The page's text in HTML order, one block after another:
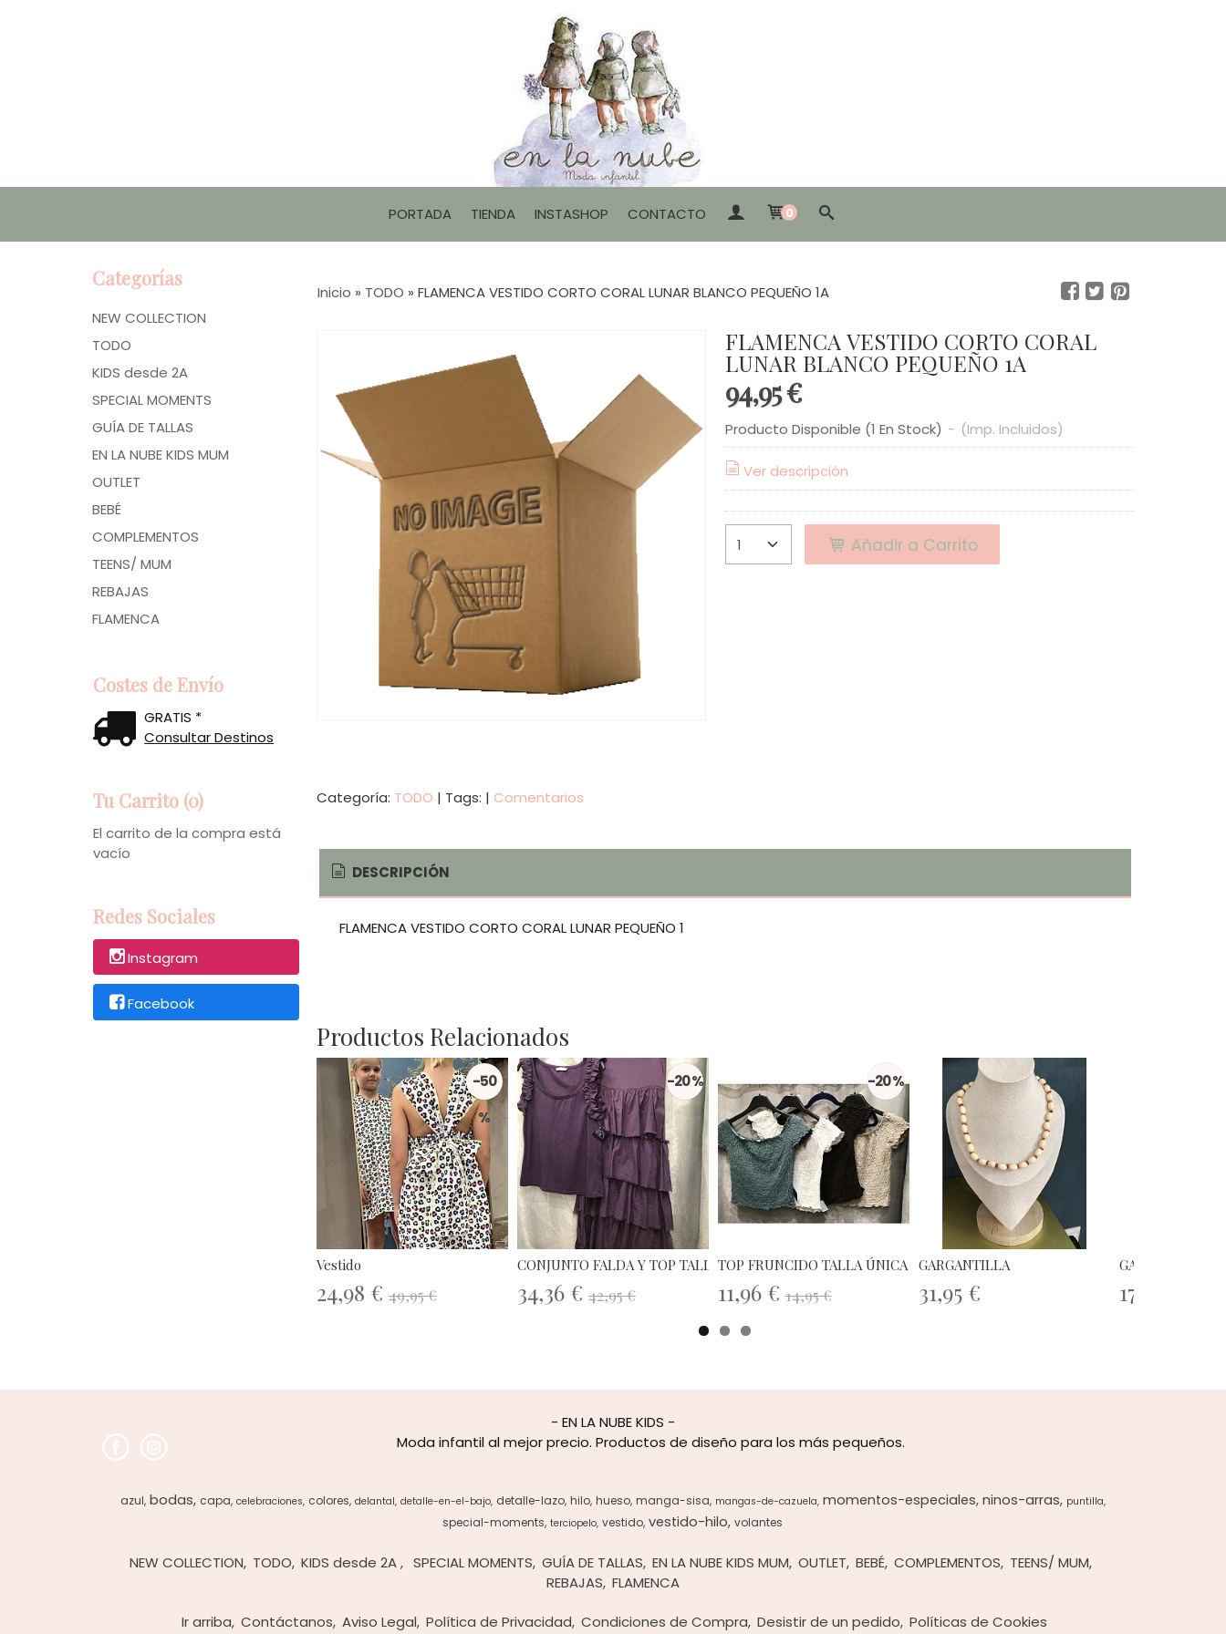
PORTADA TIENDA INSTASHOP CONTACTO 0
Categorías
NEW COLLECTION
TODO
KIDS desde 2A
SPECIAL MOMENTS
GUÍA DE TALLAS
EN LA NUBE KIDS MUM
OUTLET
BEBÉ
COMPLEMENTOS
TEENS/ MUM
REBAJAS
FLAMENCA
Costes de Envío
GRATIS *
Consultar Destinos
Tu Carrito (0)
El carrito de la compra está
vacío
Redes Sociales
Instagram
Facebook
Inicio » TODO » FLAMENCA VESTIDO CORTO CORAL LUNAR BLANCO PEQUEÑO 1A
FLAMENCA VESTIDO CORTO CORAL
LUNAR BLANCO PEQUEÑO 1A
94,95 €
Producto Disponible (1 En Stock) - (Imp. Incluidos)
Ver descripción
Añadir a Carrito
Categoría: TODO | Tags: | Comentarios
DESCRIPCIÓN
FLAMENCA VESTIDO CORTO CORAL LUNAR PEQUEÑO 1
Productos Relacionados
-50
%
Vestido
24,98 € 49,95 €
-20 %
CONJUNTO FALDA Y TOP TALLA UNICA
34,36 € 42,95 €
-20 %
TOP FRUNCIDO TALLA ÚNICA
11,96 € 14,95 €
GARGANTILLA
31,95 €
GARGANTILLA
17,50 €
- EN LA NUBE KIDS -
Moda infantil al mejor precio. Productos de diseño para los más pequeños.
azul bodas capa celebraciones colores delantal detalle-en-el-bajo detalle-lazo hilo hueso manga-sisa mangas-de-cazuela momentos-especiales ninos-arras puntilla
special-moments terciopelo vestido vestido-hilo volantes
NEW COLLECTION TODO KIDS desde 2A SPECIAL MOMENTS GUÍA DE TALLAS EN LA NUBE KIDS MUM OUTLET BEBÉ COMPLEMENTOS TEENS/ MUM
REBAJAS FLAMENCA
Ir arriba Contáctanos Aviso Legal Política de Privacidad Condiciones de Compra Desistir de un pedido Políticas de Cookies